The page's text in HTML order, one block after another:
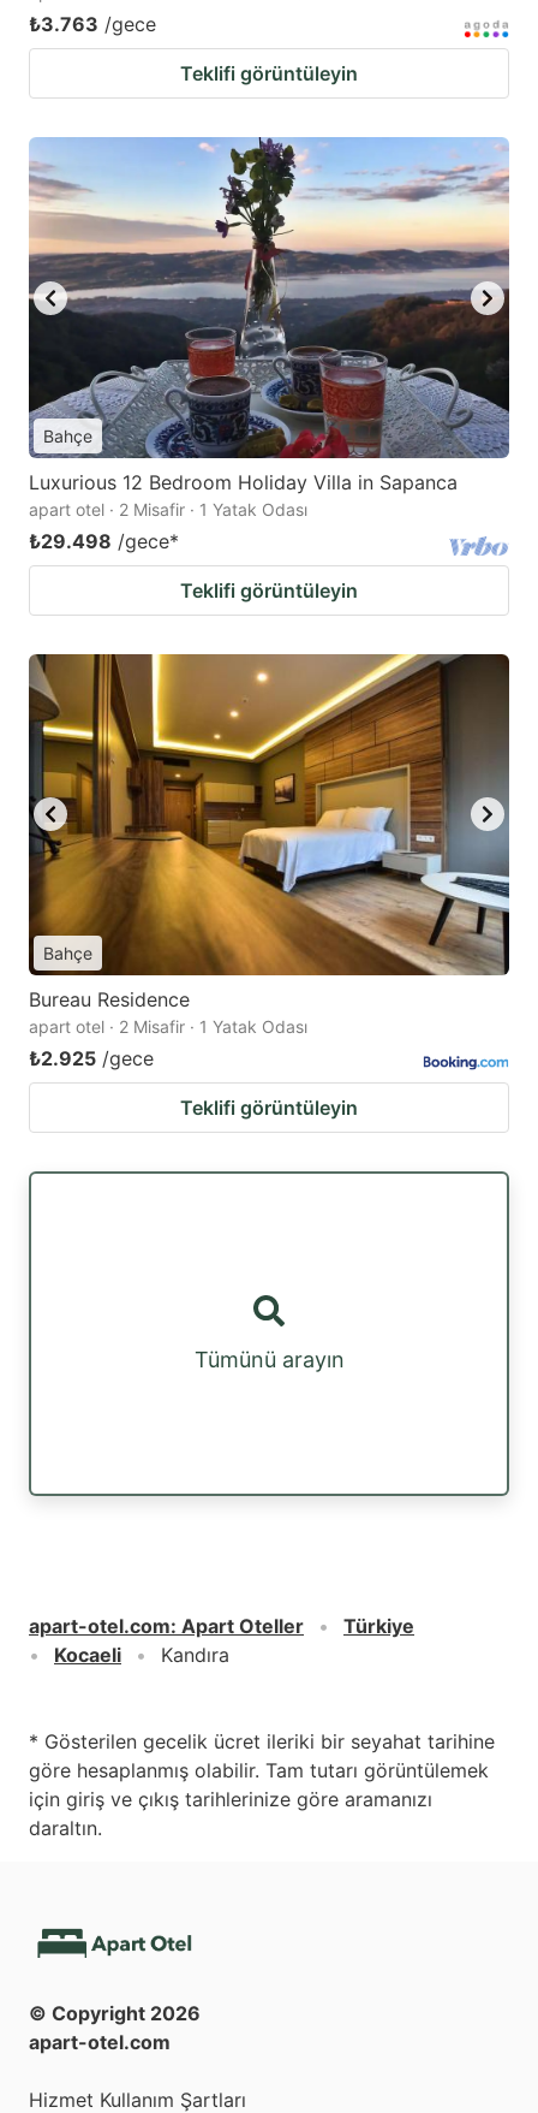
₺3.763 /gece
Teklifi görüntüleyin
Bahçe
Luxurious 12 Bedroom Holiday Villa in Sapanca
apart otel · 2 Misafir · 1 Yatak Odası
₺29.498 /gece*
Teklifi görüntüleyin
Bahçe
Bureau Residence
apart otel · 2 Misafir · 1 Yatak Odası
₺2.925 /gece
Teklifi görüntüleyin
Tümünü arayın
apart-otel.com: Apart Oteller
Türkiye
Kocaeli
Kandıra
* Gösterilen gecelik ücret ileriki bir seyahat tarihine
göre hesaplanmış olabilir. Tam tutarı görüntülemek
için giriş ve çıkış tarihlerinize göre aramanızı
daraltın.
© Copyright 2026
apart-otel.com
Hizmet Kullanım Şartları